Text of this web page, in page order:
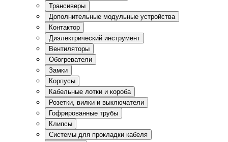
Трансиверы
Дополнительные модульные устройства
Контактор
Диэлектрический инструмент
Вентиляторы
Обогреватели
Замки
Корпусы
Кабельные лотки и короба
Розетки, вилки и выключатели
Гофрированные трубы
Клипсы
Системы для прокладки кабеля